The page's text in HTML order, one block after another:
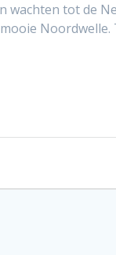
wachten tot de